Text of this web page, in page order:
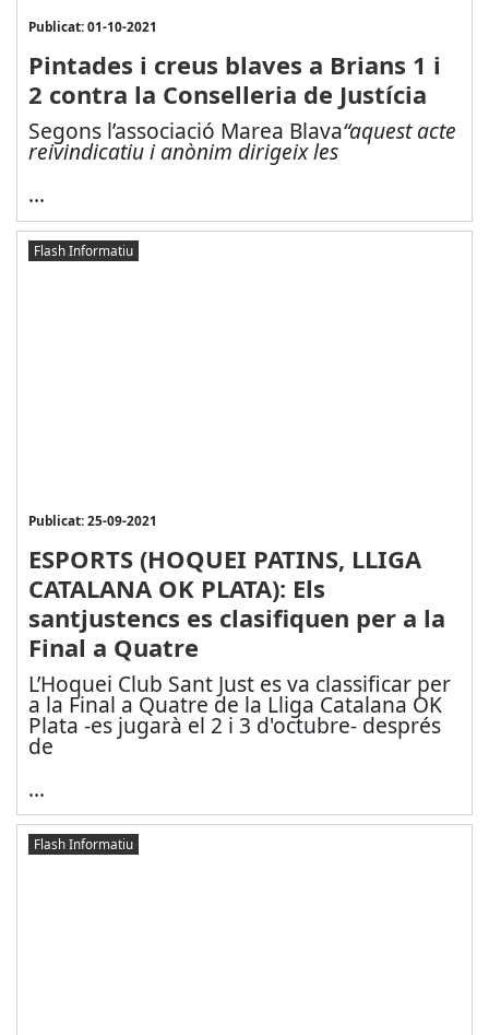
Publicat: 01-10-2021
Pintades i creus blaves a Brians 1 i
2 contra la Conselleria de Justícia
Segons l’associació Marea Blava“aquest acte
reivindicatiu i anònim dirigeix les
...
Flash Informatiu
Publicat: 25-09-2021
ESPORTS (HOQUEI PATINS, LLIGA
CATALANA OK PLATA): Els
santjustencs es clasifiquen per a la
Final a Quatre
L’Hoquei Club Sant Just es va classificar per
a la Final a Quatre de la Lliga Catalana OK
Plata -es jugarà el 2 i 3 d'octubre- després
de
...
Flash Informatiu